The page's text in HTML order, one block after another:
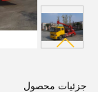
جزئیات محصول